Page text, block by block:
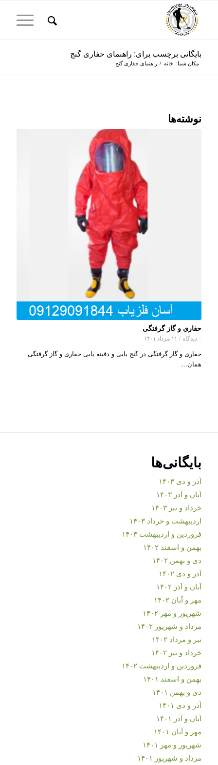
بایگانی برچسب برای: راهنمای حفاری گنج
مکان شما: خانه / راهنمای حفاری گنج
نوشته‌ها
حفاری و گاز گرفتگی
۰ دیدگاه / ۱۱ مرداد ۱۴۰۱
حفاری و گاز گرفتگی در گنج یابی و دفینه یابی حفاری و گاز گرفتگی
همان…
بایگانی‌ها
آذر و دی ۱۴۰۳
آبان و آذر ۱۴۰۳
خرداد و تیر ۱۴۰۳
اردیبهشت و خرداد ۱۴۰۳
فروردین و اردیبهشت ۱۴۰۳
بهمن و اسفند ۱۴۰۲
دی و بهمن ۱۴۰۲
آذر و دی ۱۴۰۲
آبان و آذر ۱۴۰۲
مهر و آبان ۱۴۰۲
شهریور و مهر ۱۴۰۲
مرداد و شهریور ۱۴۰۲
تیر و مرداد ۱۴۰۲
خرداد و تیر ۱۴۰۲
فروردین و اردیبهشت ۱۴۰۲
بهمن و اسفند ۱۴۰۱
دی و بهمن ۱۴۰۱
آذر و دی ۱۴۰۱
آبان و آذر ۱۴۰۱
مهر و آبان ۱۴۰۱
شهریور و مهر ۱۴۰۱
مرداد و شهریور ۱۴۰۱